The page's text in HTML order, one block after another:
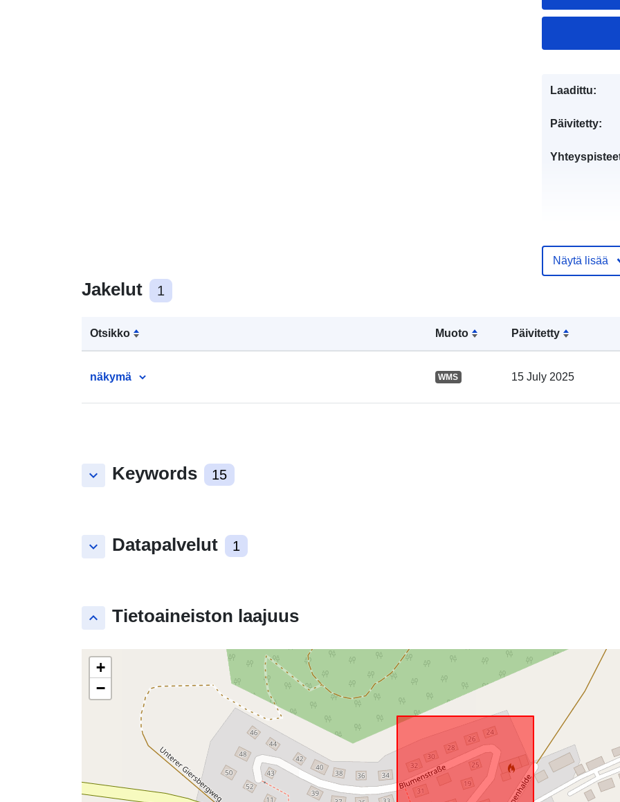
Jakelut 1
Otsikko Muoto Päivitetty
näkymä WMS 15 July 2025
keyboard_arrow_down Keywords 15
keyboard_arrow_down Datapalvelut 1
keyboard_arrow_up Tietoaineiston laajuus
+
−
Laadittu:
Päivitetty:
Näytä lisää